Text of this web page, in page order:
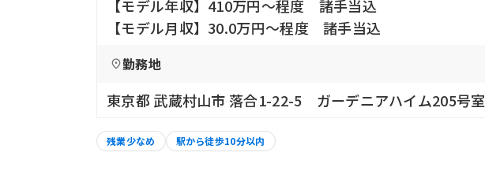
【モデル年収】410万円〜程度 諸手当込
【モデル月収】30.0万円〜程度 諸手当込
勤務地
東京都 武蔵村山市 落合1-22-5 ガーデニアハイム205号室
残業少なめ 駅から徒歩10分以内